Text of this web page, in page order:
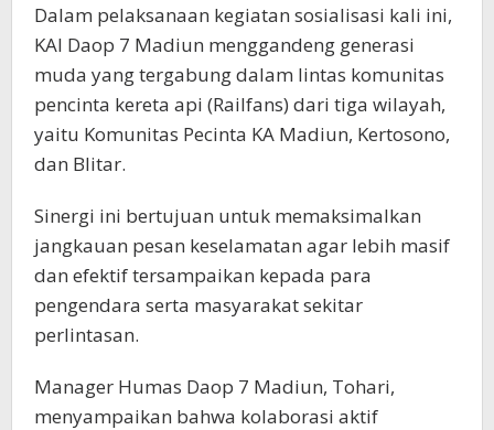
Dalam pelaksanaan kegiatan sosialisasi kali ini,
KAI Daop 7 Madiun menggandeng generasi
muda yang tergabung dalam lintas komunitas
pencinta kereta api (Railfans) dari tiga wilayah,
yaitu Komunitas Pecinta KA Madiun, Kertosono,
dan Blitar.
Sinergi ini bertujuan untuk memaksimalkan
jangkauan pesan keselamatan agar lebih masif
dan efektif tersampaikan kepada para
pengendara serta masyarakat sekitar
perlintasan.
Manager Humas Daop 7 Madiun, Tohari,
menyampaikan bahwa kolaborasi aktif